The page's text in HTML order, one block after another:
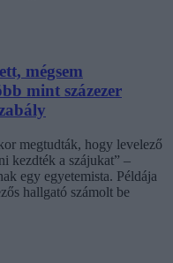
mégsem
mint százezer
megtudták, hogy levelező
kezdték a szájukat” –
egy egyetemista. Példája
hallgató számolt be